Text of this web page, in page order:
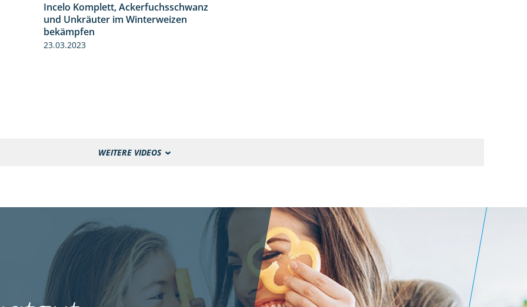
Incelo Komplett, Ackerfuchsschwanz
und Unkräuter im Winterweizen
bekämpfen
23.03.2023
WEITERE VIDEOS